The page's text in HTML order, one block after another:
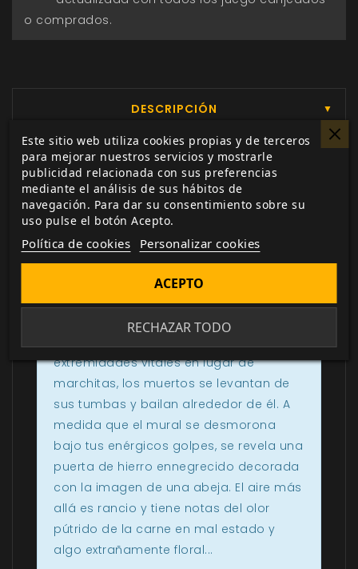
o comprados.
DESCRIPCIÓN ▼
El altar del santo, iluminado por la
titilante luz de las velas y desgastado
por el tiempo, todavía apesta a
ofrendas calcinadas. El polvo de yeso
un mosaico que representa a un cu
randero maravilloso curando heridas
con un toque de miel: los ojos se
extremidades vitales en lugar de
marchitas, los muertos se levantan de
sus tumbas y bailan alrededor de él. A
medida que el mural se desmorona
bajo tus enérgicos golpes, se revela una
puerta de hierro ennegrecido decorada
con la imagen de una abeja. El aire más
allá es rancio y tiene notas del olor
pútrido de la carne en mal estado y
algo extrañamente floral...
Este sitio web utiliza cookies propias y de terceros
para mejorar nuestros servicios y mostrarle
publicidad relacionada con sus preferencias
mediante el análisis de sus hábitos de
navegación. Para dar su consentimiento sobre su
uso pulse el botón Acepto.
Política de cookies Personalizar cookies
RECHAZAR TODO
ACEPTO